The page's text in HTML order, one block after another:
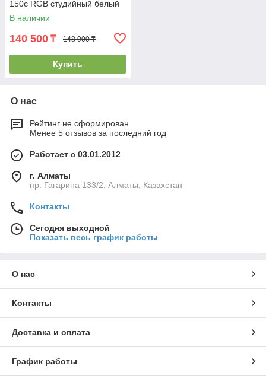
150c RGB студийный белый
В наличии
140 500 ₸ 148 000 ₸
Купить
О нас
Рейтинг не сформирован
Менее 5 отзывов за последний год
Работает с 03.01.2012
г. Алматы
пр. Гагарина 133/2, Алматы, Казахстан
Контакты
Сегодня выходной
Показать весь график работы
О нас
Контакты
Доставка и оплата
График работы